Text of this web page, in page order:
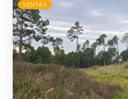
VENTAS